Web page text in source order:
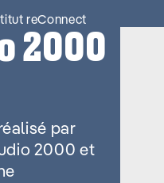
reConnect
2000
par
2000 et